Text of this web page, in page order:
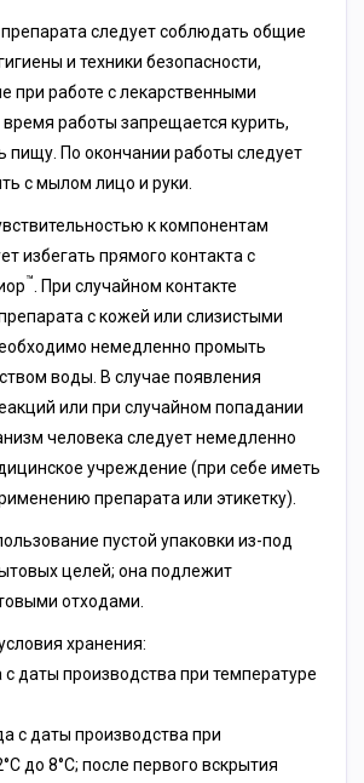
следует соблюдать общие
и техники безопасности,
при работе с лекарственными
работы запрещается курить,
пищу. По окончании работы следует
с мылом лицо и руки.
к компонентам
избегать прямого контакта с
™
. При случайном контакте
с кожей или слизистыми
немедленно промыть
воды. В случае появления
или при случайном попадании
человека следует немедленно
учреждение (при себе иметь
препарата или этикетку).
пустой упаковки из-под
целей; она подлежит
отходами.
хранения:
с даты производства при температуре
с даты производства при
до 8°С; после первого вскрытия